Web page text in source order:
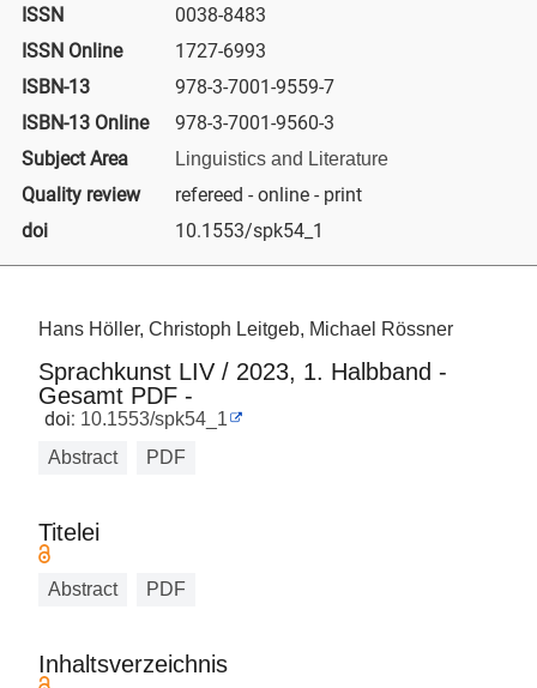
ISSN
0038-8483
ISSN Online
1727-6993
ISBN-13
978-3-7001-9559-7
ISBN-13 Online
978-3-7001-9560-3
Subject Area
Linguistics and Literature
Quality review
refereed - online - print
doi
10.1553/spk54_1
Hans Höller, Christoph Leitgeb, Michael Rössner
Sprachkunst LIV / 2023, 1. Halbband -
Gesamt PDF -
doi: 10.1553/spk54_1
Abstract
PDF
Titelei
Abstract PDF
Inhaltsverzeichnis